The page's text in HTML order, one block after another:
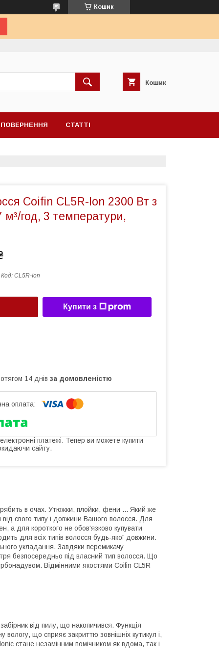
Кошик
Кошик
СТАТТІ
Coifin CL5R-Ion 2300 Вт з
м³/год, 3 температури,
Код: CL5R-Ion
Купити з
14 днів за домовленістю
платежі. Тепер ви можете купити
сайту.
в очах. Утюжки, плойки, фени ... Який же
свого типу і довжини Вашого волосся. Для
а для короткого не обов'язково купувати
для всіх типів волосся будь-якої довжини.
укладання. Завдяки перемикачу
безпосередньо під власний тип волосся. Що
Відмінними якостями Coifin CL5R
від пилу, що накопичився. Функція
вологу, що сприяє закриттю зовнішніх кутикул і,
стане незамінним помічником як вдома, так і